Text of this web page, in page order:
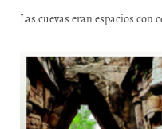
Las cuevas eran espacios con